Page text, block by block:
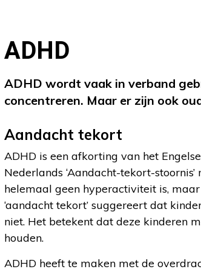
ADHD
ADHD wordt vaak in verband
concentreren. Maar er zijn ook
Aandacht tekort
ADHD is een afkorting van het
Nederlands ‘Aandacht-tekort-
helemaal geen hyperactiviteit is,
‘aandacht tekort’ suggereert dat
niet. Het betekent dat deze kinderen
houden.
ADHD heeft te maken met de